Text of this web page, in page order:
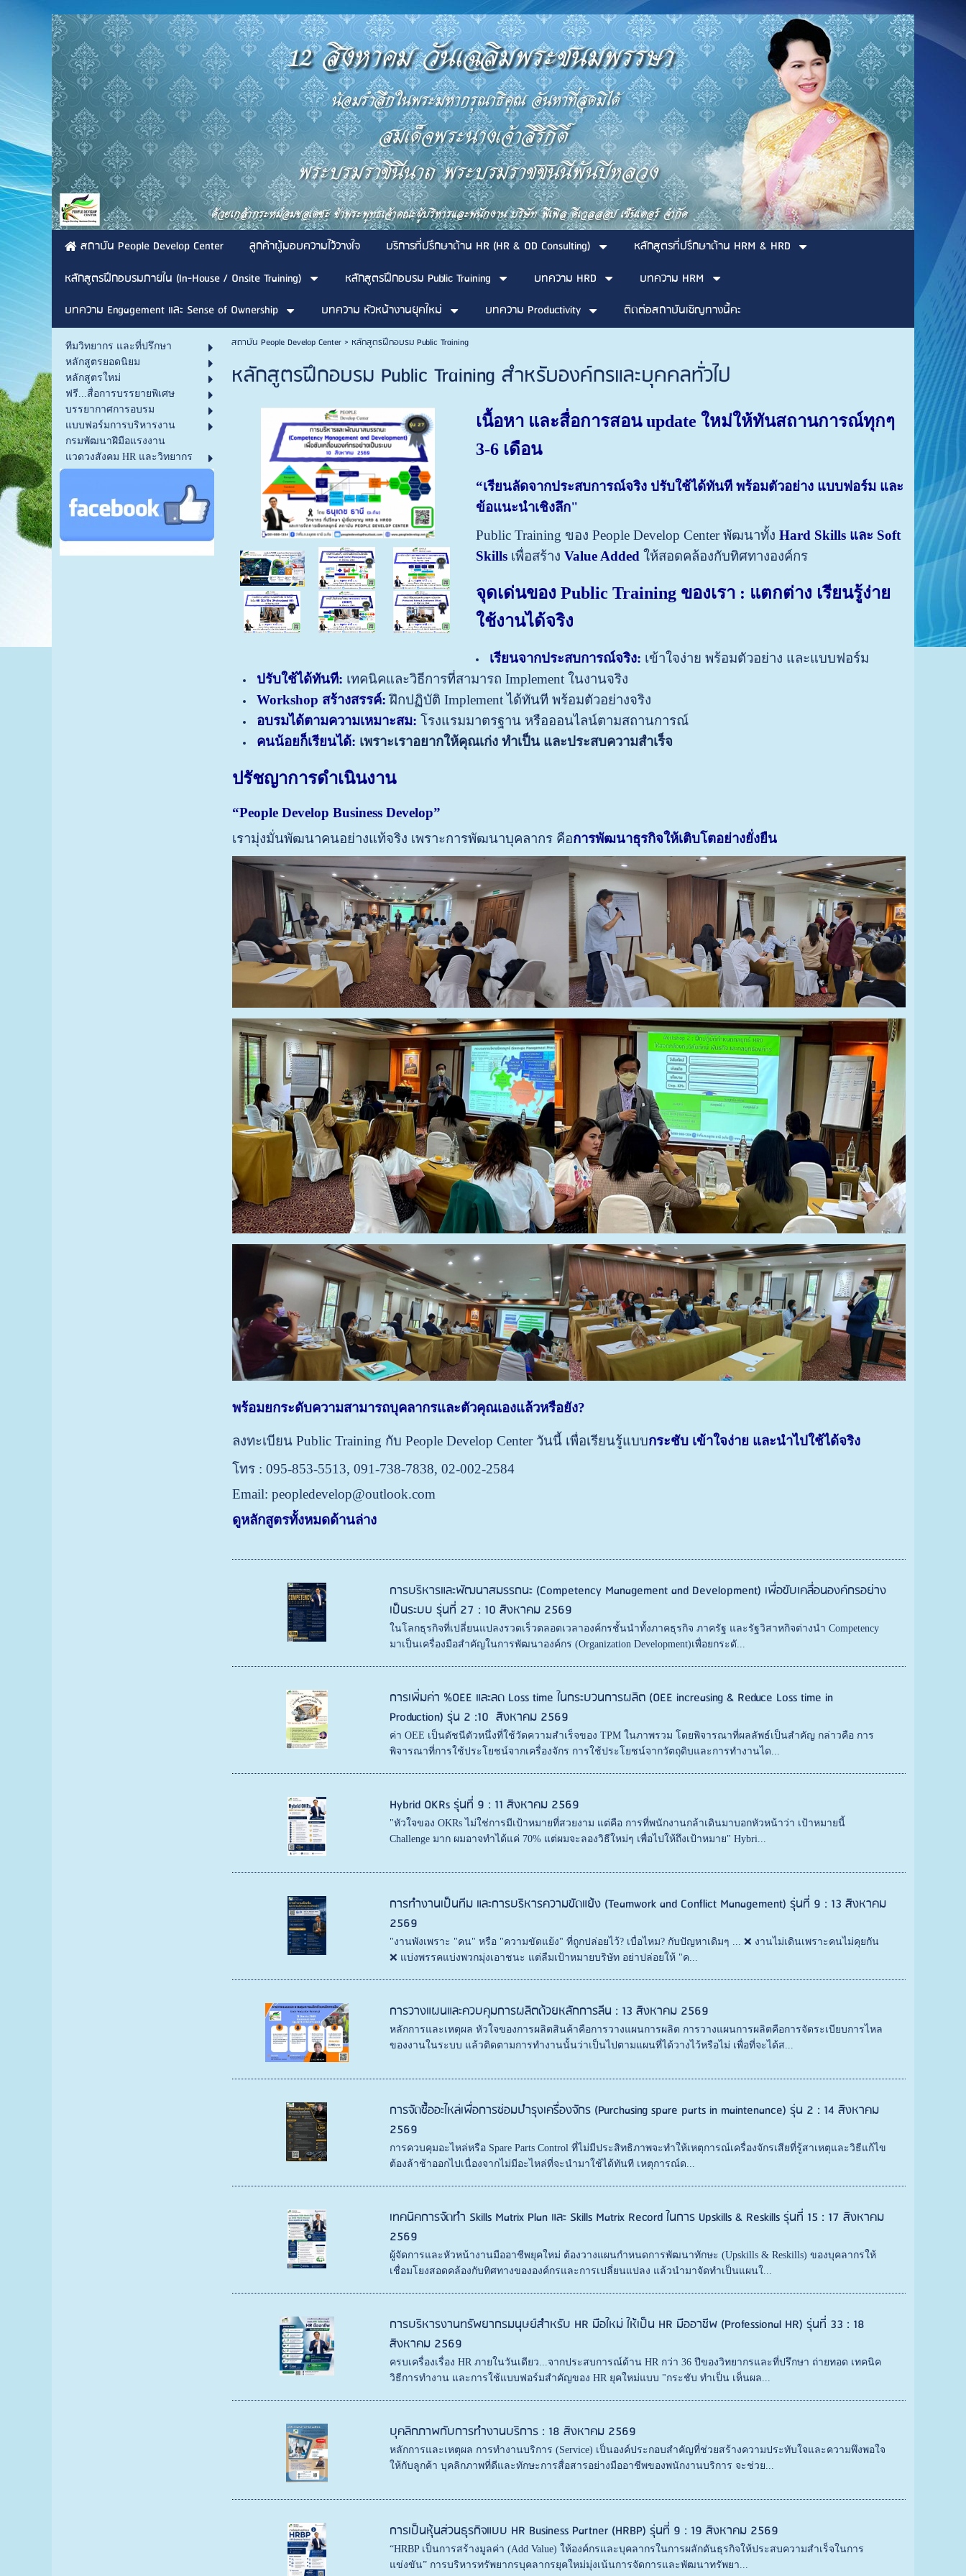
สถาบัน People Develop Center ลูกค้าผู้มอบความไว้วางใจ บริการที่ปรึกษาด้าน HR (HR & OD Consulting)
หลักสูตรที่ปรึกษาด้าน HRM & HRD
หลักสูตรฝึกอบรมภายใน (In-House / Onsite Training)
หลักสูตรฝึกอบรม Public Training บทความ HRD
บทความ HRM
บทความ Engagement และ Sense of Ownership
บทความ หัวหน้างานยุคใหม่ บทความ Productivity ติดต่อสถาบันเชิญทางนี้คะ
ทีมวิทยากร และที่ปรึกษา
หลักสูตรยอดนิยม
หลักสูตรใหม่
ฟรี...สื่อการบรรยายพิเศษ
บรรยากาศการอบรม
แบบฟอร์มการบริหารงาน
กรมพัฒนาฝีมือแรงงาน
แวดวงสังคม HR และวิทยากร
สถาบัน People Develop Center> หลักสูตรฝึกอบรม Public Training
หลักสูตรฝึกอบรม Public Training สำหรับองค์กรและบุคคลทั่วไป
เนื้อหา และสื่อการสอน update ใหม่ให้ทันสถานการณ์ทุกๆ
3-6 เดือน
“เรียนลัดจากประสบการณ์จริง ปรับใช้ได้ทันทีพร้อมตัวอย่าง แบบฟอร์ม และ
ข้อแนะนำเชิงลึก"
Public Training ของ People Develop Center พัฒนาทั้งHard Skills และ Soft
Skills เพื่อสร้างValue Addedให้สอดคล้องกับทิศทางองค์กร
จุดเด่นของPublic Training ของเรา : แตกต่าง เรียนรู้ง่าย
ใช้งานได้จริง
เรียนจากประสบการณ์จริง: เข้าใจง่าย พร้อมตัวอย่าง และแบบฟอร์ม
ปรับใช้ได้ทันที: เทคนิคและวิธีการที่สามารถ Implement ในงานจริง
Workshop สร้างสรรค์: ฝึกปฏิบัติ Implement ได้ทันที พร้อมตัวอย่างจริง
อบรมได้ตามความเหมาะสม: โรงแรมมาตรฐาน หรือออนไลน์ตามสถานการณ์
คนน้อยก็เรียนได้: เพราะเราอยากให้คุณเก่ง ทำเป็น และประสบความสำเร็จ
ปรัชญาการดำเนินงาน
“People Develop Business Develop”
เรามุ่งมั่นพัฒนาคนอย่างแท้จริง เพราะการพัฒนาบุคลากร คือการพัฒนาธุรกิจให้เติบโตอย่างยั่งยืน
พร้อมยกระดับความสามารถบุคลากรและตัวคุณเองแล้วหรือยัง?
ลงทะเบียน Public Training กับ People Develop Center วันนี้ เพื่อเรียนรู้แบบกระชับ เข้าใจง่าย และนำไปใช้ได้จริง
โทร : 095-853-5513, 091-738-7838, 02-002-2584
Email: peopledevelop@outlook.com
ดูหลักสูตรทั้งหมดด้านล่าง
การบริหารและพัฒนาสมรรถนะ (Competency Management and Development) เพื่อขับเคลื่อนองค์กรอย่าง
เป็นระบบ รุ่นที่ 27 : 10 สิงหาคม 2569
ในโลกธุรกิจที่เปลี่ยนแปลงรวดเร็วตลอดเวลาองค์กรชั้นนำทั้งภาคธุรกิจ ภาครัฐ และรัฐวิสาหกิจต่างนำ Competency
มาเป็นเครื่องมือสำคัญในการพัฒนาองค์กร (Organization Development)เพื่อยกระดั...
การเพิ่มค่า %OEE และลด Loss time ในกระบวนการผลิต (OEE increasing & Reduce Loss time in
Production) รุ่น 2 :10 สิงหาคม 2569
ค่า OEE เป็นดัชนีตัวหนึ่งที่ใช้วัดความสำเร็จของ TPM ในภาพรวม โดยพิจารณาที่ผลลัพธ์เป็นสำคัญ กล่าวคือ การ
พิจารณาที่การใช้ประโยชน์จากเครื่องจักร การใช้ประโยชน์จากวัตถุดิบและการทำงานได...
Hybrid OKRs รุ่นที่ 9 : 11 สิงหาคม 2569
"หัวใจของ OKRs ไม่ใช่การมีเป้าหมายที่สวยงาม แต่คือ การที่พนักงานกล้าเดินมาบอกหัวหน้าว่า เป้าหมายนี้
Challenge มาก ผมอาจทำได้แค่ 70% แต่ผมจะลองวิธีใหม่ๆ เพื่อไปให้ถึงเป้าหมาย" Hybri...
การทำงานเป็นทีม และการบริหารความขัดแย้ง (Teamwork and Conflict Management) รุ่นที่ 9 : 13 สิงหาคม
2569
"งานพังเพราะ "คน" หรือ "ความขัดแย้ง" ที่ถูกปล่อยไว้? ​ เบื่อไหม? กับปัญหาเดิมๆ ... ❌ งานไม่เดินเพราะคนไม่คุยกัน
❌ แบ่งพรรคแบ่งพวกมุ่งเอาชนะ แต่ลืมเป้าหมายบริษัท ​ อย่าปล่อยให้ "ค...
การวางแผนและควบคุมการผลิตด้วยหลักการลีน : 13 สิงหาคม 2569
หลักการและเหตุผล หัวใจของการผลิตสินค้าคือการวางแผนการผลิต การวางแผนการผลิตคือการจัดระเบียบการไหล
ของงานในระบบ แล้วติดตามการทำงานนั้นว่าเป็นไปตามแผนที่ได้วางไว้หรือไม่ เพื่อที่จะได้ส...
การจัดซื้ออะไหล่เพื่อการซ่อมบำรุงเครื่องจักร (Purchasing spare parts in maintenance) รุ่น 2 : 14 สิงหาคม
2569
การควบคุมอะไหล่หรือ Spare Parts Control ที่ไม่มีประสิทธิภาพจะทำให้เหตุการณ์เครื่องจักรเสียที่รู้สาเหตุและวิธีแก้ไข
ต้องล้าช้าออกไปเนื่องจากไม่มีอะไหล่ที่จะนำมาใช้ได้ทันที เหตุการณ์ด...
เทคนิคการจัดทำ Skills Matrix Plan และ Skills Matrix Record ในการ Upskills & Reskills รุ่นที่ 15 : 17 สิงหาคม
2569
ผู้จัดการและหัวหน้างานมืออาชีพยุคใหม่ ต้องวางแผนกำหนดการพัฒนาทักษะ (Upskills & Reskills) ของบุคลากรให้
เชื่อมโยงสอดคล้องกับทิศทางขององค์กรและการเปลี่ยนแปลง แล้วนำมาจัดทำเป็นแผนใ...
การบริหารงานทรัพยากรมนุษย์สำหรับ HR มือใหม่ ให้เป็น HR มืออาชีพ (Professional HR) รุ่นที่ 33 : 18
สิงหาคม 2569
ครบเครื่องเรื่อง HR ภายในวันเดียว...จากประสบการณ์ด้าน HR กว่า 36 ปีของวิทยากรและที่ปรึกษา ถ่ายทอด เทคนิค
วิธีการทำงาน และการใช้แบบฟอร์มสำคัญของ HR ยุคใหม่แบบ "กระชับ ทำเป็น เห็นผล...
บุคลิกภาพกับการทำงานบริการ : 18 สิงหาคม 2569
หลักการและเหตุผล การทำงานบริการ (Service) เป็นองค์ประกอบสำคัญที่ช่วยสร้างความประทับใจและความพึงพอใจ
ให้กับลูกค้า บุคลิกภาพที่ดีและทักษะการสื่อสารอย่างมืออาชีพของพนักงานบริการ จะช่วย...
การเป็นหุ้นส่วนธุรกิจแบบ HR Business Partner (HRBP) รุ่นที่ 9 : 19 สิงหาคม 2569
“HRBP เป็นการสร้างมูลค่า (Add Value) ให้องค์กรและบุคลากรในการผลักดันธุรกิจให้ประสบความสำเร็จในการ
แข่งขัน” การบริหารทรัพยากรบุคลากรยุคใหม่มุ่งเน้นการจัดการและพัฒนาทรัพยา...